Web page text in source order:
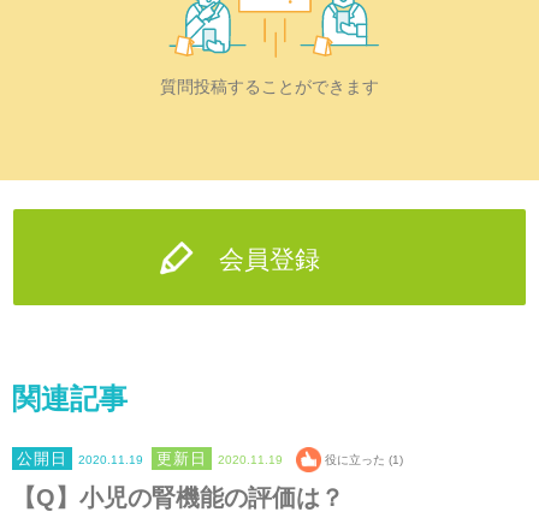
質問投稿することができます
会員登録
関連記事
2020.11.19 2020.11.19 役に立った (1)
【Q】小児の腎機能の評価は？